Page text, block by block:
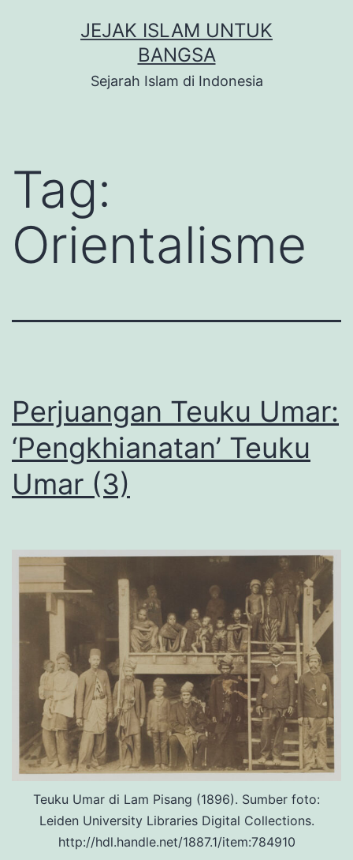
JEJAK ISLAM UNTUK
BANGSA
Sejarah Islam di Indonesia
Tag:
Orientalisme
Perjuangan Teuku Umar:
‘Pengkhianatan’ Teuku
Umar (3)
Teuku Umar di Lam Pisang (1896). Sumber foto:
Leiden University Libraries Digital Collections.
http://hdl.handle.net/1887.1/item:784910